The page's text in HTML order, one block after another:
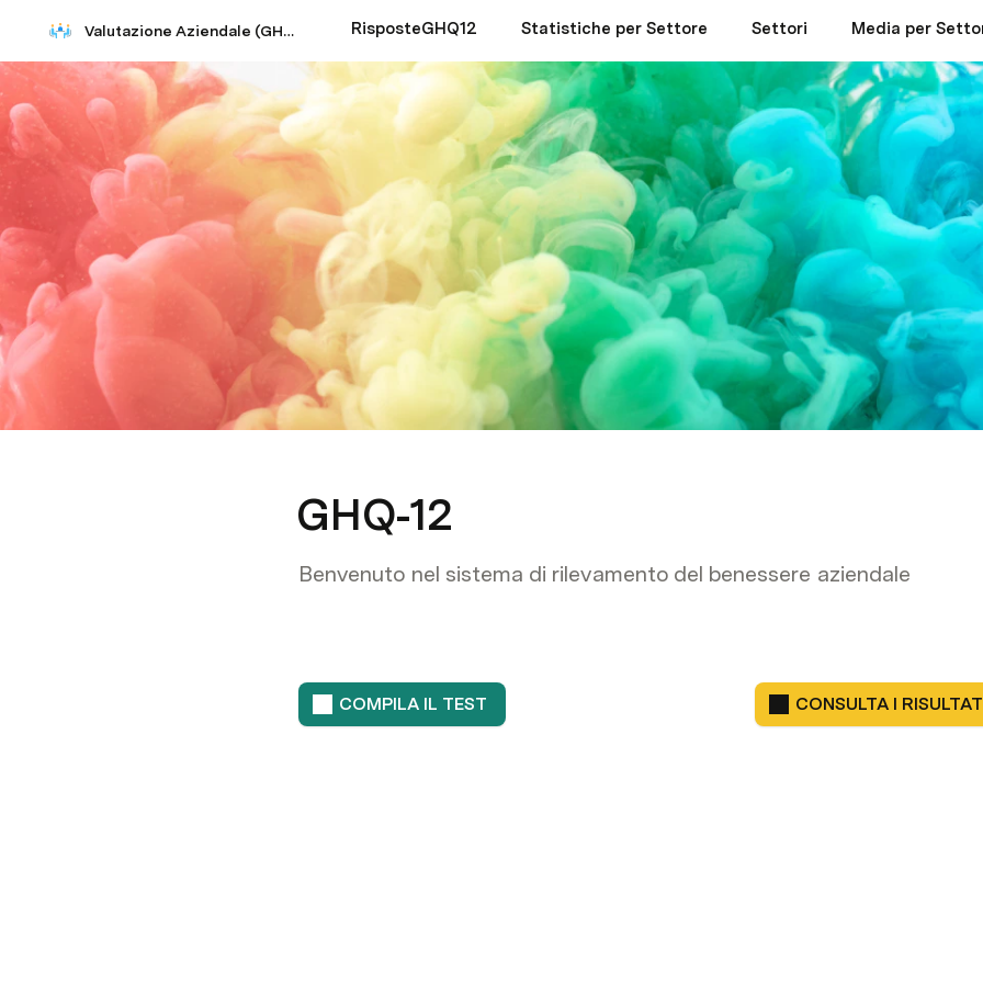
Valutazione Aziendale (GHQ12) RisposteGHQ12 Statistiche per Settore Settori Media per
GHQ-12
Benvenuto nel sistema di rilevamento del benessere aziendale
COMPILA IL TEST CONSULTA I